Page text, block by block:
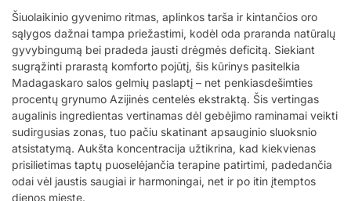
Šiuolaikinio gyvenimo ritmas, aplinkos tarša ir kintančios oro
sąlygos dažnai tampa priežastimi, kodėl oda praranda natūralų
gyvybingumą bei pradeda jausti drėgmės deficitą. Siekiant
sugrąžinti prarastą komforto pojūtį, šis kūrinys pasitelkia
Madagaskaro salos gelmių paslaptį – net penkiasdešimties
procentų grynumo Azijinės centelės ekstraktą. Šis vertingas
augalinis ingredientas vertinamas dėl gebėjimo raminamai veikti
sudirgusias zonas, tuo pačiu skatinant apsauginio sluoksnio
atsistatymą. Aukšta koncentracija užtikrina, kad kiekvienas
prisilietimas taptų puoselėjančia terapine patirtimi, padedančia
odai vėl jaustis saugiai ir harmoningai, net ir po itin įtemptos
dienos mieste.